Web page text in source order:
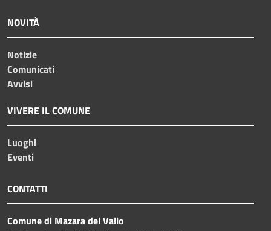
NOVITÀ
Notizie
Comunicati
Avvisi
VIVERE IL COMUNE
Luoghi
Eventi
CONTATTI
Comune di Mazara del Vallo